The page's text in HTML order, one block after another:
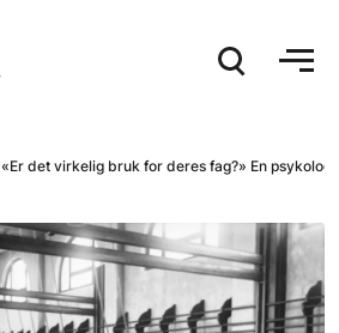
«Er det virkelig bruk for deres fag?» En